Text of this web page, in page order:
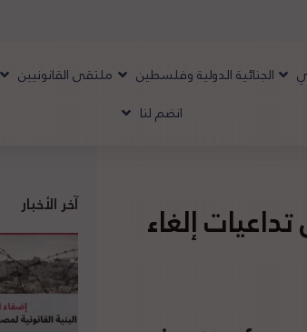
الجنائية الدولية وفلسطين ملتقى القانونيين
انضم لنا
إلغاء
آخر الأخبار